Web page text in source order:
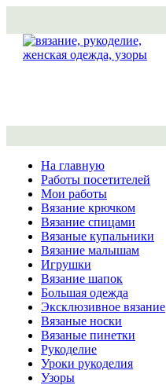
На главную
Работы посетителей
Мои работы
Вязание крючком
Вязание спицами
Вязаные купальники
Вязание малышам
Игрушки
Вязание шапок
Большая одежда
Эксклюзивное вязание
Вязаные носки
Вязаные пинетки
Рукоделие
Уроки рукоделия
Узоры